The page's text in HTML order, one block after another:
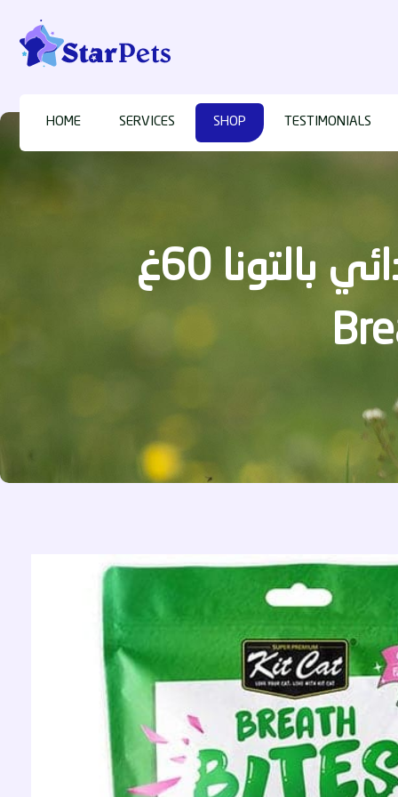
HOME SERVICES SHOP TESTIMONIALS
كت كات بريث بايتس نعناع مكمل غذائي بالتونا 60غ – Kit Cat